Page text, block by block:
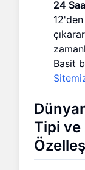
24
Basit
Tipi ve